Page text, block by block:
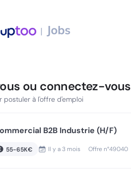
ou connectez-vous
postuler à l'offre d'emploi
B2B Industrie (H/F)
55-65K€ Il y a 3 mois Offre n°49040